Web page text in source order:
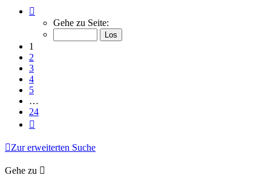
von
Gehe zu Seite:
1
2
3
4
5
…
24
Zur erweiterten Suche
Gehe zu